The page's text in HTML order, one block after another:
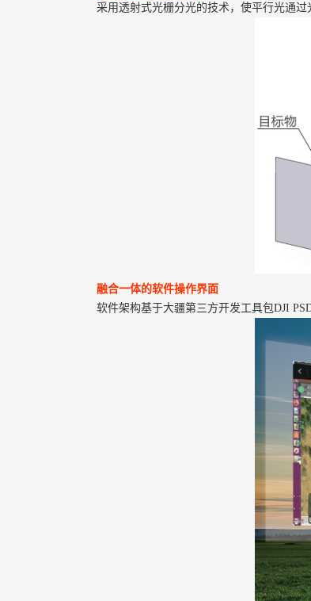
采用透射式光栅分光的技术，使平行光通
融合一体的软件操作界面
软件架构基于大疆第三方开发工具包DJI